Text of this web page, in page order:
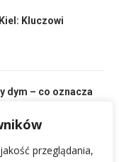
przeglądania,
Kluczowi
dym – co oznacza